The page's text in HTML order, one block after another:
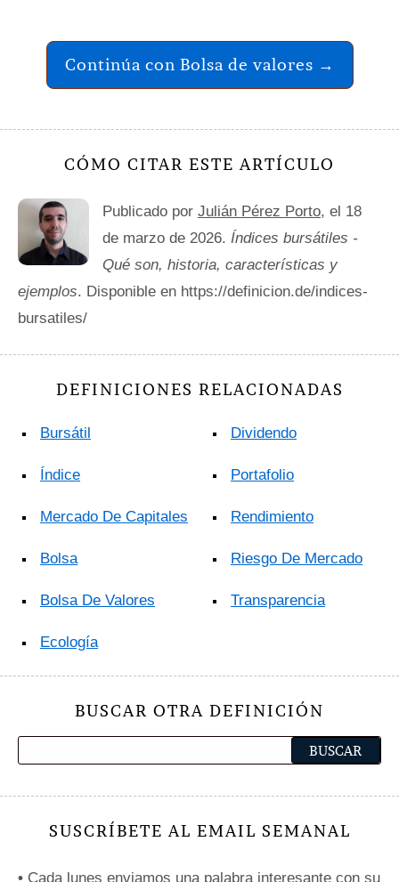
Continúa con Bolsa de valores →
CÓMO CITAR ESTE ARTÍCULO
Publicado por Julián Pérez Porto, el 18
de marzo de 2026. Índices bursátiles -
Qué son, historia, características y
ejemplos. Disponible en https://definicion.de/indices-
bursatiles/
DEFINICIONES RELACIONADAS
Bursátil
Índice
Mercado De Capitales
Bolsa
Bolsa De Valores
Ecología
Dividendo
Portafolio
Rendimiento
Riesgo De Mercado
Transparencia
BUSCAR OTRA DEFINICIÓN
SUSCRÍBETE AL EMAIL SEMANAL
• Cada lunes enviamos una palabra interesante con su